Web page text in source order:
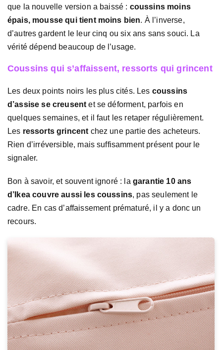
que la nouvelle version a baissé : coussins moins
épais, mousse qui tient moins bien. À l’inverse,
d’autres gardent le leur cinq ou six ans sans souci. La
vérité dépend beaucoup de l’usage.
Coussins qui s’affaissent, ressorts qui grincent
Les deux points noirs les plus cités. Les coussins
d’assise se creusentet se déforment, parfois en
quelques semaines, et il faut les retaper régulièrement.
Les ressorts grincentchez une partie des acheteurs.
Rien d’irréversible, mais suffisamment présent pour le
signaler.
Bon à savoir, et souvent ignoré : la garantie 10 ans
d’Ikea couvre aussi les coussins, pas seulement le
cadre. En cas d’affaissement prématuré, il y a donc un
recours.